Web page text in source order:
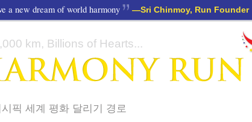
a new dream of world harmony —Sri Chinmoy, Run Founder
km, Billions of Hearts...
픽 세계 평화 달리기 경로